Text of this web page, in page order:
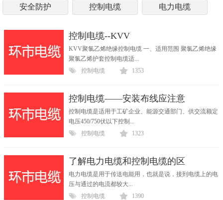
安全防护 控制电缆 电力电缆
控制电缆--KVV
KVV聚氯乙烯绝缘控制电缆 一、适用范围 聚氯乙烯绝缘
聚氯乙烯护套控制电缆适...
控制电缆
1353
控制电缆——安装布线应注意
控制电缆是适用于工矿企业、能源交通部门、供交流额定
电压450/750伏以下控制...
控制电缆
1323
了解电力电缆和控制电缆的区
电力电缆是用于传送电能用，也就是说，接到电缆上的电
压与通过的电流都较大...
控制电缆
1390